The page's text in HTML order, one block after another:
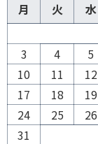
月
火 水
3
4 5
10
11 12
17
18 19
24
25 26
31